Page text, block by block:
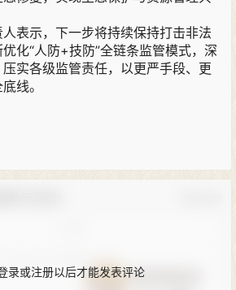
示，下一步将持续保持打击非法
化“人防+技防”全链条监管模式，深
实各级监管责任，以更严手段、更
线。
录或注册以后才能发表评论